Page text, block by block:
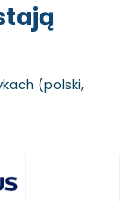
(polski,